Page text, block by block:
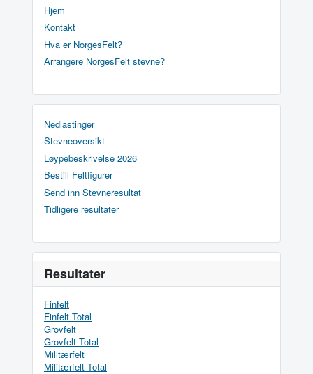
Hjem
Kontakt
Hva er NorgesFelt?
Arrangere NorgesFelt stevne?
Nedlastinger
Stevneoversikt
Løypebeskrivelse 2026
Bestill Feltfigurer
Send inn Stevneresultat
Tidligere resultater
Resultater
Finfelt
Finfelt Total
Grovfelt
Grovfelt Total
Militærfelt
Militærfelt Total